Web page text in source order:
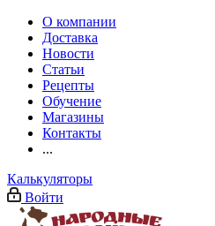
О компании
Доставка
Новости
Статьи
Рецепты
Обучение
Магазины
Контакты
...
Калькуляторы
Войти